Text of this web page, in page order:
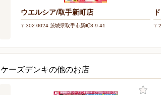
ウエルシア/取手新町店
〒302-0024 茨城県取手市新町3-9-41 〒
ケーズデンキの他のお店